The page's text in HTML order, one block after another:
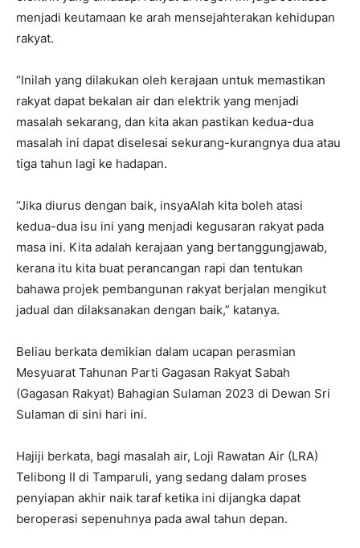
menjadi keutamaan ke arah mensejahterakan kehidupan
rakyat.
“Inilah yang dilakukan oleh kerajaan untuk memastikan
rakyat dapat bekalan air dan elektrik yang menjadi
masalah sekarang, dan kita akan pastikan kedua-dua
masalah ini dapat diselesai sekurang-kurangnya dua atau
tiga tahun lagi ke hadapan.
“Jika diurus dengan baik, insyaAlah kita boleh atasi
kedua-dua isu ini yang menjadi kegusaran rakyat pada
masa ini. Kita adalah kerajaan yang bertanggungjawab,
kerana itu kita buat perancangan rapi dan tentukan
bahawa projek pembangunan rakyat berjalan mengikut
jadual dan dilaksanakan dengan baik,” katanya.
Beliau berkata demikian dalam ucapan perasmian
Mesyuarat Tahunan Parti Gagasan Rakyat Sabah
(Gagasan Rakyat) Bahagian Sulaman 2023 di Dewan Sri
Sulaman di sini hari ini.
Hajiji berkata, bagi masalah air, Loji Rawatan Air (LRA)
Telibong II di Tamparuli, yang sedang dalam proses
penyiapan akhir naik taraf ketika ini dijangka dapat
beroperasi sepenuhnya pada awal tahun depan.